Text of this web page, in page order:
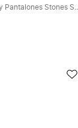
Conjunto de Chándal con